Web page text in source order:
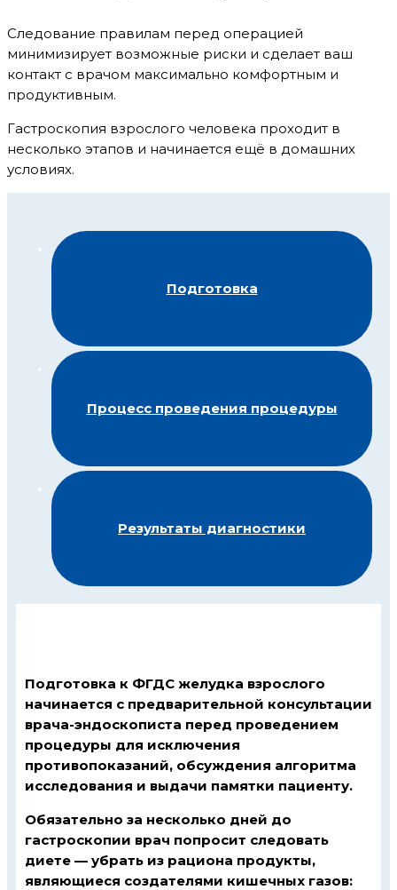
Следование правилам перед операцией
минимизирует возможные риски и сделает ваш
контакт с врачом максимально комфортным и
продуктивным.
Гастроскопия взрослого человека проходит в
несколько этапов и начинается ещё в домашних
условиях.
Подготовка
Процесс проведения процедуры
Результаты диагностики
Подготовка к ФГДС желудка взрослого
начинается с предварительной консультации
врача-эндоскописта перед проведением
процедуры для исключения
противопоказаний, обсуждения алгоритма
исследования и выдачи памятки пациенту.
Обязательно за несколько дней до
гастроскопии врач попросит следовать
диете — убрать из рациона продукты,
являющиеся создателями кишечных газов: